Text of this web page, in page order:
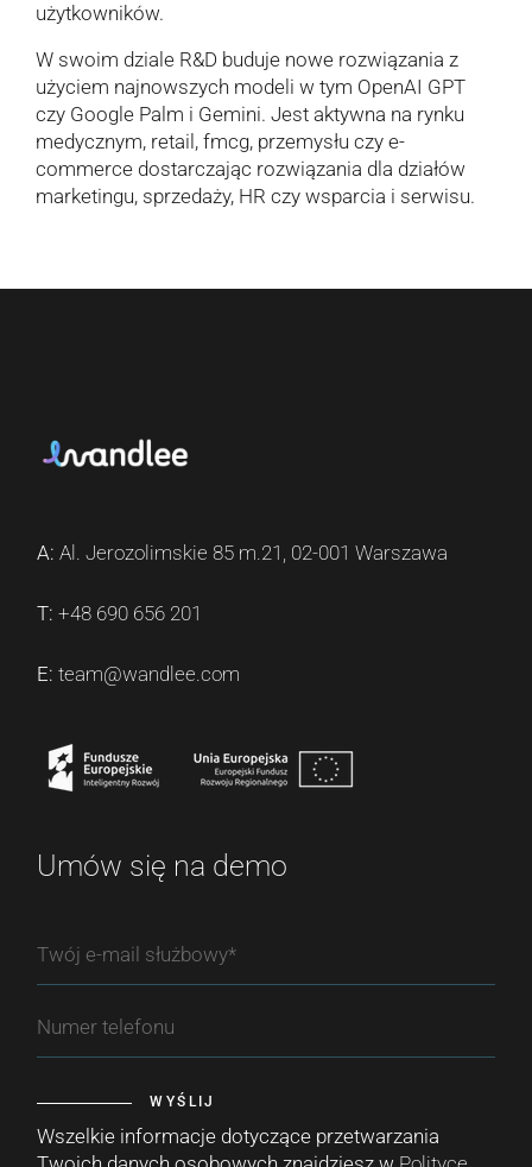
użytkowników.
W swoim dziale R&D buduje nowe rozwiązania z
użyciem najnowszych modeli w tym OpenAI GPT
czy Google Palm i Gemini. Jest aktywna na rynku
medycznym, retail, fmcg, przemysłu czy e-
commerce dostarczając rozwiązania dla działów
marketingu, sprzedaży, HR czy wsparcia i serwisu.
A:Al. Jerozolimskie 85 m.21, 02-001 Warszawa
T:+48 690 656 201
E:team@wandlee.com
Umów się na demo
WYŚLIJ
Wszelkie informacje dotyczące przetwarzania